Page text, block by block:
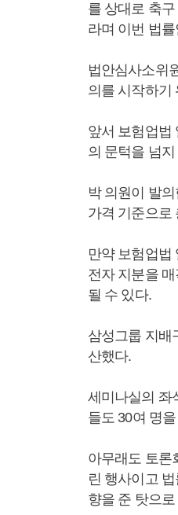
를 상대로 축구
라며 이번 법
법안심사소위
의를 시작하기
앞서 보험업법
의 문턱을 넘
박 의원이 발
가격 기준으로
만약 보험업법
전자 지분을
될 수 있다.
삼성그룹 지배
산했다.
세미나실의 좌
들도 30여 명
아무래도 토론
린 행사이고
향을 준 탓으